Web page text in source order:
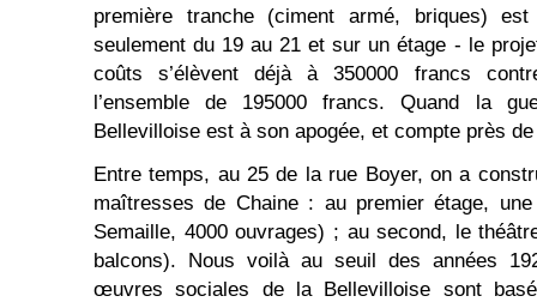
première tranche (ciment armé, briques)
seulement du 19 au 21 et sur un étage - le
coûts s’élèvent déjà à 350000 francs
l’ensemble de 195000 francs. Quand la
Bellevilloise est à son apogée, et compte près
Entre temps, au 25 de la rue Boyer, on a
maîtresses de Chaine : au premier étage,
Semaille, 4000 ouvrages) ; au second, le
balcons). Nous voilà au seuil des années
œuvres sociales de la Bellevilloise sont